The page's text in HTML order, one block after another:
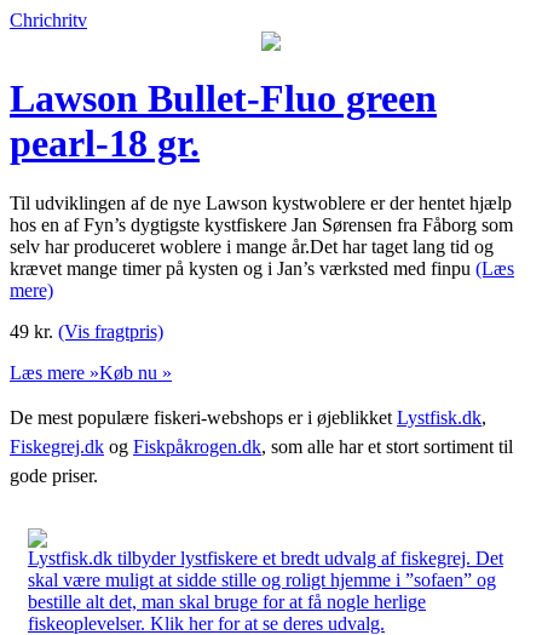
Chrichritv
Lawson Bullet-Fluo green
pearl-18 gr.
Til udviklingen af de nye Lawson kystwoblere er der hentet hjælp
hos en af Fyn’s dygtigste kystfiskere Jan Sørensen fra Fåborg som
selv har produceret woblere i mange år.Det har taget lang tid og
krævet mange timer på kysten og i Jan’s værksted med finpu (Læs
mere)
49 kr. (Vis fragtpris)
Læs mere »Køb nu »
De mest populære fiskeri-webshops er i øjeblikket Lystfisk.dk,
Fiskegrej.dk og Fiskpåkrogen.dk, som alle har et stort sortiment til
gode priser.
Lystfisk.dk tilbyder lystfiskere et bredt udvalg af fiskegrej. Det
skal være muligt at sidde stille og roligt hjemme i ”sofaen” og
bestille alt det, man skal bruge for at få nogle herlige
fiskeoplevelser. Klik her for at se deres udvalg.